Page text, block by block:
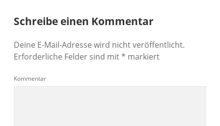
Schreibe einen Kommentar
Deine E-Mail-Adresse wird nicht veröffentlicht.
Erforderliche Felder sind mit* markiert
Kommentar